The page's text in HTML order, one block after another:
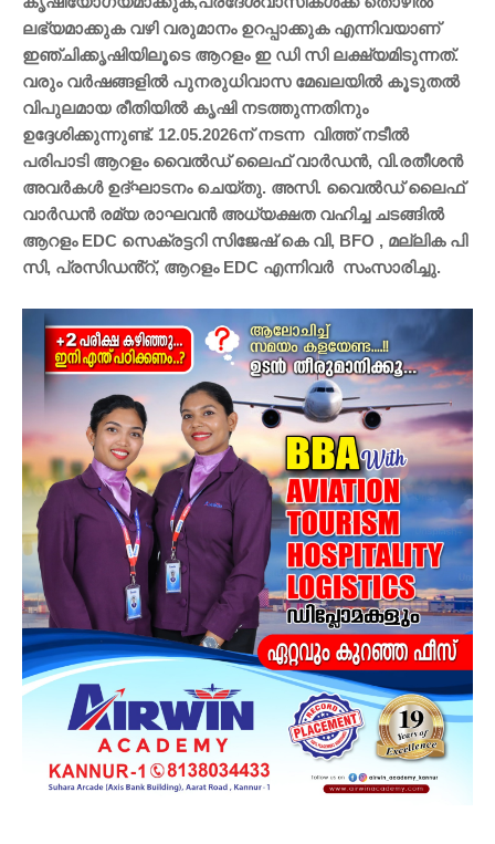
ലഭ്യമാക്കുക വഴി വരുമാനം ഉറപ്പാക്കുക എന്നിവയാണ്
ഇഞ്ചിക്കൃഷിയിലൂടെ ആറളം ഇ ഡി സി ലക്ഷ്യമിടുന്നത്.
വരും വർഷങ്ങളിൽ പുനരുധിവാസ മേഖലയിൽ കൂടുതൽ
വിപുലമായ രീതിയിൽ കൃഷി നടത്തുന്നതിനും
ഉദ്ദേശിക്കുന്നുണ്ട്. 12.05.2026ന് നടന്ന വിത്ത് നടീൽ
പരിപാടി ആറളം വൈൽഡ് ലൈഫ് വാർഡൻ, വി.രതീശൻ
അവർകൾ ഉദ്ഘാടനം ചെയ്തു. അസി. വൈൽഡ് ലൈഫ്
വാർഡൻ രമ്യ രാഘവൻ അധ്യക്ഷത വഹിച്ച ചടങ്ങിൽ
ആറളം EDC സെക്രട്ടറി സിജേഷ് കെ വി, BFO , മല്ലിക പി
സി, പ്രസിഡൻ്റ്, ആറളം EDC എന്നിവർ സംസാരിച്ചു.